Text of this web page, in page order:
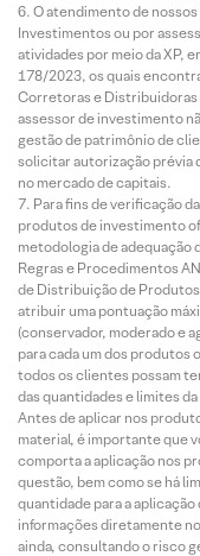
O atendimento de
Investimentos ou por
atividades por meio da XP,
178/2023, os quais
Corretoras e Distribuidoras
assessor de investimento
gestão de patrimônio de
solicitar autorização prévia
no mercado de capitais.
Para fins de verificação
produtos de investimento
metodologia de adequação
Regras e Procedimentos
de Distribuição de
atribuir uma pontuação
(conservador, moderado e
para cada um dos produtos
todos os clientes possam
das quantidades e limites
Antes de aplicar nos
material, é importante que
comporta a aplicação nos
questão, bem como se há
quantidade para a
informações diretamente
ainda, consultando o risco